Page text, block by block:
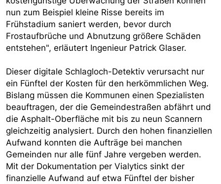
nun zum Beispiel kleine Risse bereits im
Frühstadium saniert werden, bevor durch
Frostaufbrüche und Abnutzung größere Schäden
entstehen", erläutert Ingenieur Patrick Glaser.
Dieser digitale Schlagloch-Detektiv verursacht nur
ein Fünftel der Kosten für den herkömmlichen Weg.
Bislang müssen die Kommunen einen Spezialisten
beauftragen, der die Gemeindestraßen abfährt und
die Asphalt-Oberfläche mit bis zu neun Scannern
gleichzeitig analysiert. Durch den hohen finanziellen
Aufwand konnten die Aufträge bei manchen
Gemeinden nur alle fünf Jahre vergeben werden.
Mit der Dokumentation per Vialytics sinkt der
finanzielle Aufwand auf etwa Fünftel der bisher